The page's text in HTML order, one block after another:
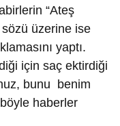
“Ateş
üzerine ise
yaptı.
için saç ektirdiği
bunu benim
haberler